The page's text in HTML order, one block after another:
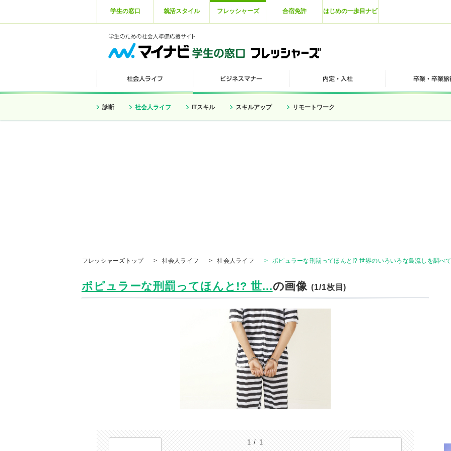
学生の窓口 就活スタイル フレッシャーズ 合宿免許 はじめの一歩目ナビ
診断 社会人ライフ ITスキル スキルアップ リモートワーク
フレッシャーズトップ > 社会人ライフ > 社会人ライフ > ポピュラーな刑罰ってほんと!? 世界のいろいろな島流しを調べ
ポピュラーな刑罰ってほんと!? 世...の画像(1/1枚目)
1 / 1